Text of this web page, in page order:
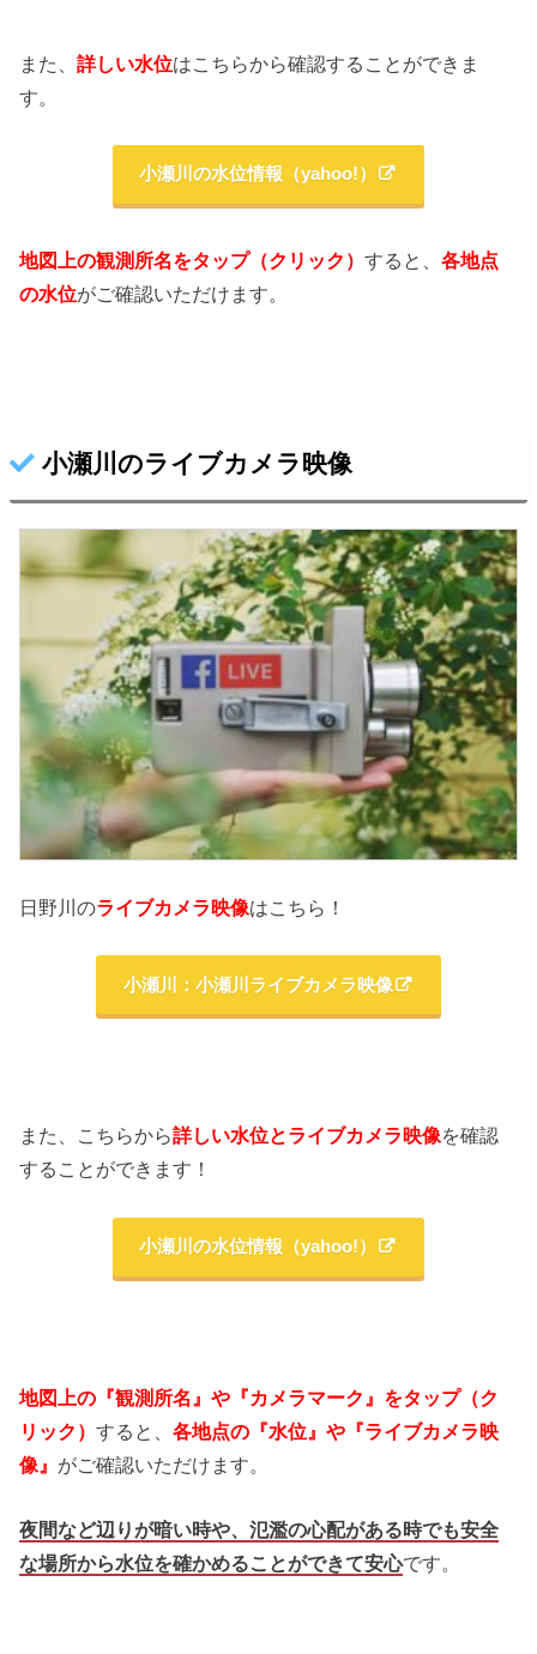
また、詳しい水位はこちらから確認することができま
す。
小瀬川の水位情報（yahoo!）
地図上の観測所名をタップ（クリック）すると、各地点
の水位がご確認いただけます。
小瀬川のライブカメラ映像
日野川のライブカメラ映像はこちら！
小瀬川：小瀬川ライブカメラ映像
また、こちらから詳しい水位とライブカメラ映像を確認
することができます！
小瀬川の水位情報（yahoo!）
地図上の『観測所名』や『カメラマーク』をタップ（ク
リック）すると、各地点の『水位』や『ライブカメラ映
像』 がご確認いただけます。
夜間など辺りが暗い時や、氾濫の心配がある時でも安全
な場所から水位を確かめることができて安心です。